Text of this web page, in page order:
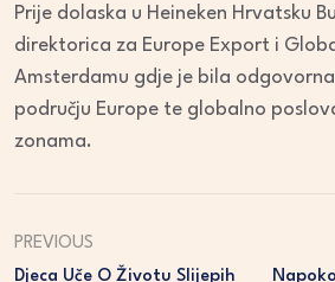
Prije dolaska u Heineken Hrvatsku
direktorica za Europe Export i
Amsterdamu gdje je bila
području Europe te globalno
zonama.
PREVIOUS
Djeca Uče O Životu Slijepih